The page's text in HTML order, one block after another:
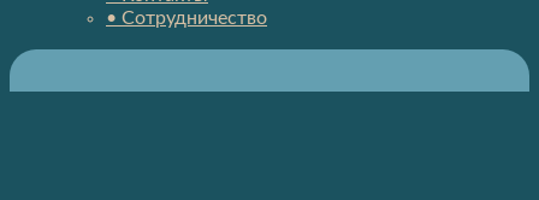
• Сотрудничество